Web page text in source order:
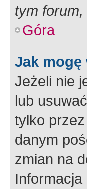
tym forum,
Góra
Jak
Jeżeli nie
lub
tylko
danym
zmian na
Informacja